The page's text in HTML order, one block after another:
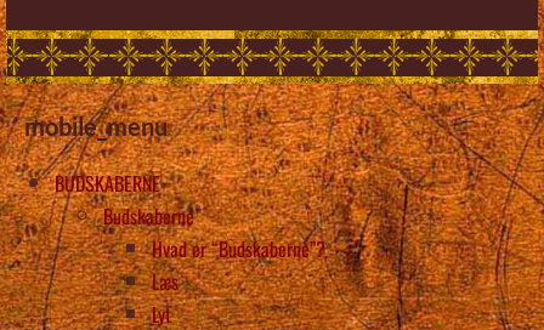
mobile_menu
BUDSKABERNE
Budskaberne
Hvad er “Budskaberne”?
Læs
Lyt